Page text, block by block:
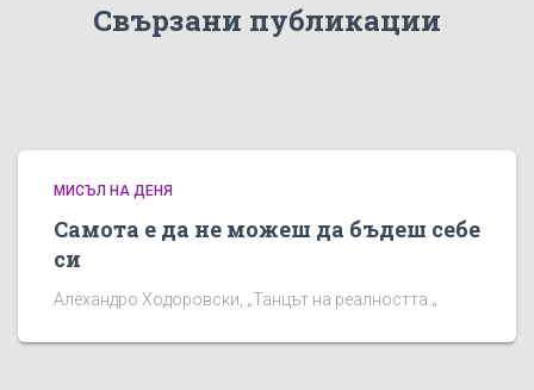
Свързани публикации
МИСЪЛ НА ДЕНЯ
Самота е да не можеш да бъдеш себе
си
Алехандро Ходоровски, „Танцът на реалността „